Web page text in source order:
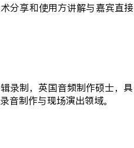
分享和使用方讲解与嘉宾直
录制，英国音频制作硕士，
音制作与现场演出领域。